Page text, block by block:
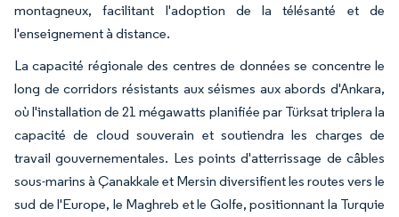
montagneux, facilitant l'adoption de la télésanté et de
l'enseignement à distance.
La capacité régionale des centres de données se concentre le
long de corridors résistants aux séismes aux abords d'Ankara,
où l'installation de 21 mégawatts planifiée par Türksat triplera la
capacité de cloud souverain et soutiendra les charges de
travail gouvernementales. Les points d'atterrissage de câbles
sous-marins à Çanakkale et Mersin diversifient les routes vers le
sud de l'Europe, le Maghreb et le Golfe, positionnant la Turquie